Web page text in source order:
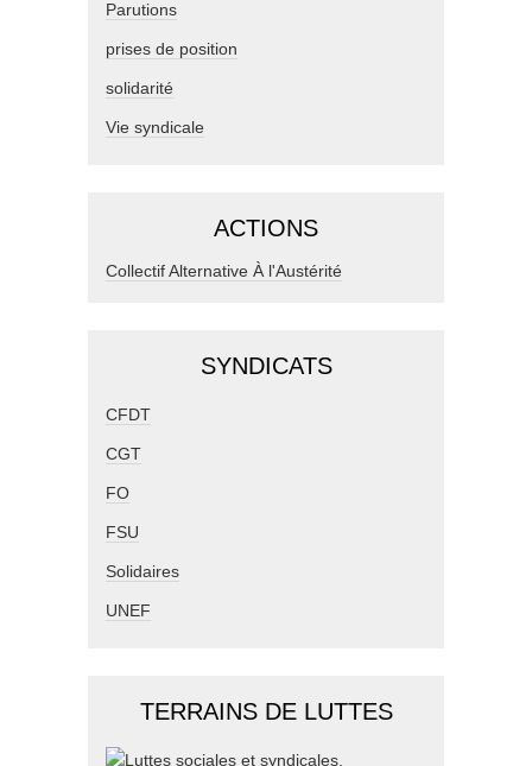
Parutions
prises de position
solidarité
Vie syndicale
ACTIONS
Collectif Alternative À l'Austérité
SYNDICATS
CFDT
CGT
FO
FSU
Solidaires
UNEF
TERRAINS DE LUTTES